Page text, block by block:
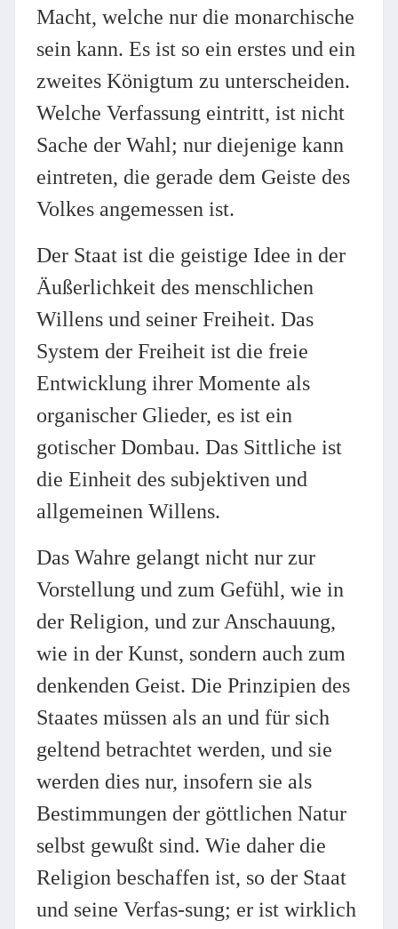
Macht, welche nur die monarchische
sein kann. Es ist so ein erstes und ein
zweites Königtum zu unterscheiden.
Welche Verfassung eintritt, ist nicht
Sache der Wahl; nur diejenige kann
eintreten, die gerade dem Geiste des
Volkes angemessen ist.
Der Staat ist die geistige Idee in der
Äußerlichkeit des menschlichen
Willens und seiner Freiheit. Das
System der Freiheit ist die freie
Entwicklung ihrer Momente als
organischer Glieder, es ist ein
gotischer Dombau. Das Sittliche ist
die Einheit des subjektiven und
allgemeinen Willens.
Das Wahre gelangt nicht nur zur
Vorstellung und zum Gefühl, wie in
der Religion, und zur Anschauung,
wie in der Kunst, sondern auch zum
denkenden Geist. Die Prinzipien des
Staates müssen als an und für sich
geltend betrachtet werden, und sie
werden dies nur, insofern sie als
Bestimmungen der göttlichen Natur
selbst gewußt sind. Wie daher die
Religion beschaffen ist, so der Staat
und seine Verfas-sung; er ist wirklich